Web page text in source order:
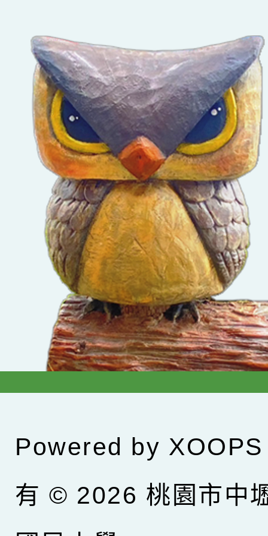
Powered by XOOPS
有 © 2026 桃園市中